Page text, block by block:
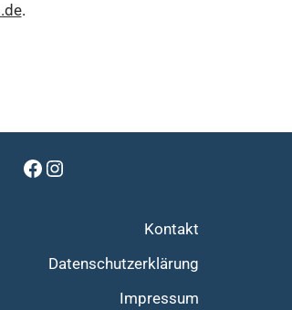
.
Kontakt
Datenschutzerklärung
Impressum